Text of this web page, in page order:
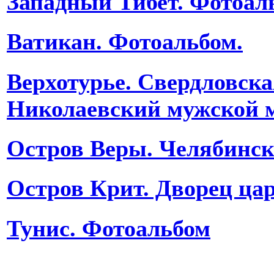
Ватикан. Фотоальбом.
Верхотурье.
Николаевский мужской
Остров Веры.
Остров Крит. Дворец
Тунис. Фотоальбом